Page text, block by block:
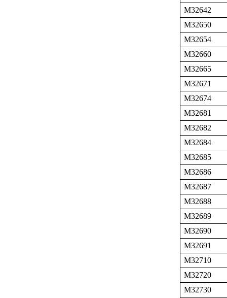
M32642
M32650
M32654
M32660
M32665
M32671
M32674
M32681
M32682
M32684
M32685
M32686
M32687
M32688
M32689
M32690
M32691
M32710
M32720
M32730